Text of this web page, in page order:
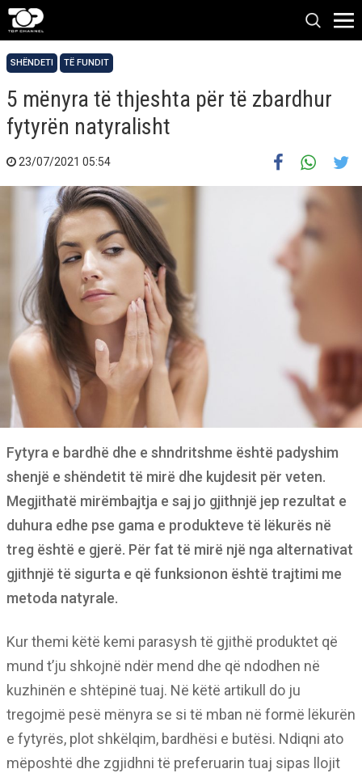
SHËNDETI TË FUNDIT
5 mënyra të thjeshta për të zbardhur
fytyrën natyralisht
23/07/2021 05:54
Fytyra e bardhë dhe e shndritshme është padyshim
shenjë e shëndetit të mirë dhe kujdesit për veten.
Megjithatë mirëmbajtja e saj jo gjithnjë jep rezultat e
duhura edhe pse gama e produkteve të lëkurës në
treg është e gjerë. Për fat të mirë një nga alternativat
gjithnjë të sigurta e që funksionon është trajtimi me
metoda natyrale.
Kur themi këtë kemi parasysh të gjithë produktet që
mund t’ju shkojnë ndër mend dhe që ndodhen në
kuzhinën e shtëpinë tuaj. Në këtë artikull do ju
tregojmë pesë mënyra se si të mban në formë lëkurën
e fytyrës, plot shkëlqim, bardhësi e butësi. Ndiqni ato
mëposhtë dhe zgjidhni të preferuarin tuaj sipas llojit